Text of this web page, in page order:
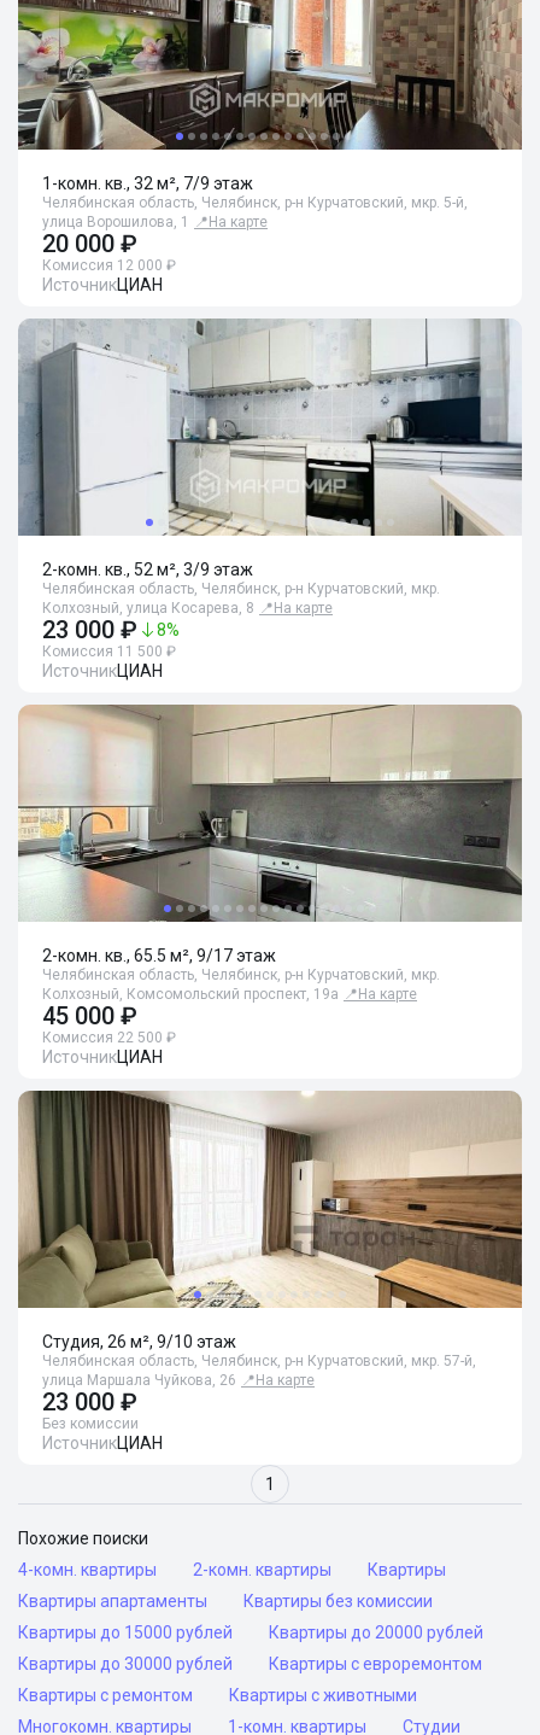
1-комн. кв., 32 м², 7/9 этаж
Челябинская область, Челябинск, р-н Курчатовский, мкр. 5-й,
улица Ворошилова, 1
📍 На карте
20 000 ₽
Комиссия 12 000 ₽
ИсточникЦИАН
2-комн. кв., 52 м², 3/9 этаж
Челябинская область, Челябинск, р-н Курчатовский, мкр.
Колхозный, улица Косарева, 8 📍 На карте
23 000 ₽ 8%
Комиссия 11 500 ₽
ИсточникЦИАН
2-комн. кв., 65.5 м², 9/17 этаж
Челябинская область, Челябинск, р-н Курчатовский, мкр.
Колхозный, Комсомольский проспект, 19а 📍 На карте
45 000 ₽
Комиссия 22 500 ₽
ИсточникЦИАН
Студия, 26 м², 9/10 этаж
Челябинская область, Челябинск, р-н Курчатовский, мкр. 57-й,
улица Маршала Чуйкова, 26 📍 На карте
23 000 ₽
Без комиссии
ИсточникЦИАН
1
Похожие поиски
4-комн. квартиры
2-комн. квартиры
Квартиры
Квартиры апартаменты
Квартиры без комиссии
Квартиры до 15000 рублей
Квартиры до 20000 рублей
Квартиры до 30000 рублей
Квартиры с евроремонтом
Квартиры с ремонтом
Квартиры с животными
Многокомн. квартиры
1-комн. квартиры
Студии